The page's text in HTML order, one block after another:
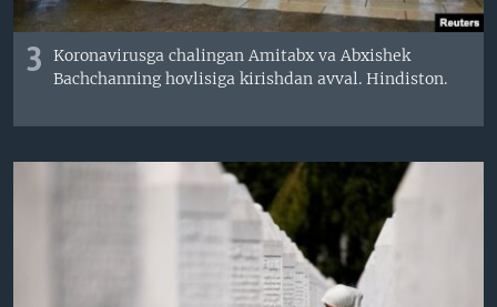
3
Koronavirusga chalingan Amitabx va Abxishek
Bachchanning hovlisiga kirishdan avval. Hindiston.